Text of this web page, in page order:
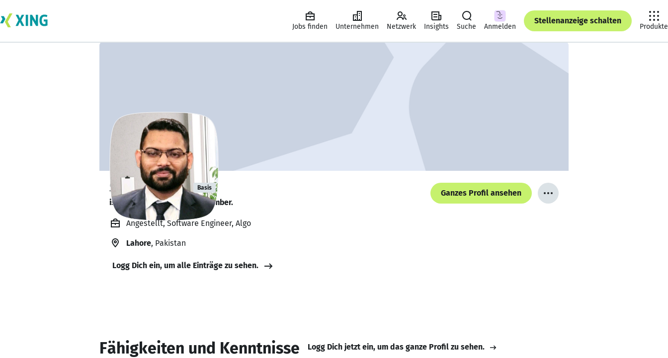
Jobs finden Unternehmen Netzwerk Insights Suche Anmelden
Stellenanzeige schalten
Produkte
Saqib Aleem Basis
is looking for a new team member.
Ganzes Profil ansehen
Angestellt, Software Engineer, Algo
Lahore, Pakistan
Logg Dich ein, um alle Einträge zu sehen.
Fähigkeiten und Kenntnisse Logg Dich jetzt ein, um das ganze Profil zu sehen.